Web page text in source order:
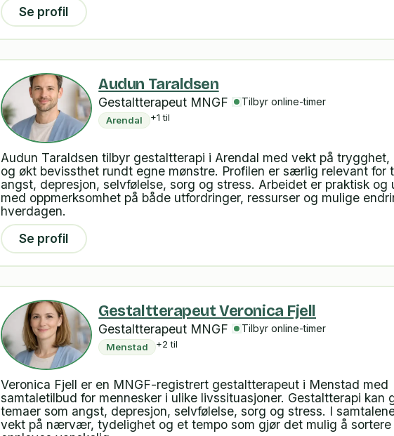
Se profil
Audun Taraldsen
Gestaltterapeut MNGF Tilbyr online-timer
Arendal +1 til
Audun Taraldsen tilbyr gestaltterapi i Arendal med vekt på trygghet,
og økt bevissthet rundt egne mønstre. Profilen er særlig relevant for
angst, depresjon, selvfølelse, sorg og stress. Arbeidet er praktisk og
med oppmerksomhet på både utfordringer, ressurser og mulige
hverdagen.
Se profil
Gestaltterapeut Veronica Fjell
Gestaltterapeut MNGF Tilbyr online-timer
Menstad +2 til
Veronica Fjell er en MNGF-registrert gestaltterapeut i Menstad med
samtaletilbud for mennesker i ulike livssituasjoner. Gestaltterapi kan
temaer som angst, depresjon, selvfølelse, sorg og stress. I
vekt på nærvær, tydelighet og et tempo som gjør det mulig å sortere